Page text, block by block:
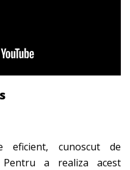
eficient, cunoscut de
a realiza acest